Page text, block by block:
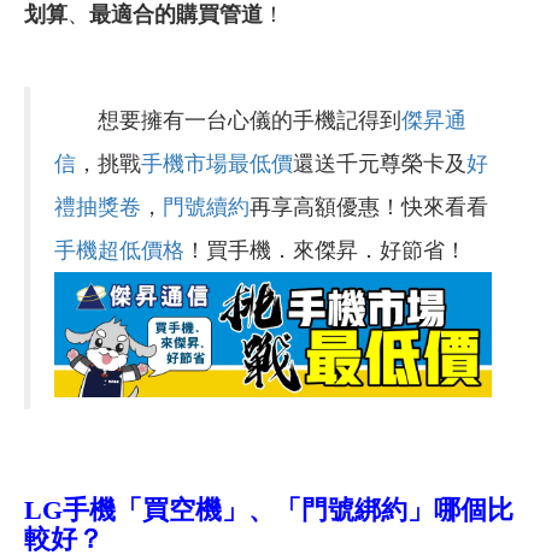
划算、 最適合的購買管道 ！
想要擁有一台心儀的手機記得到 傑昇通
信 ，挑戰手機市場最低價還送千元尊榮卡及好
禮抽獎卷 ， 門號續約再享高額優惠！快來看看
手機超低價格 ！買手機．來傑昇．好節省！
LG手機「買空機」、「門號綁約」哪個比
較好？